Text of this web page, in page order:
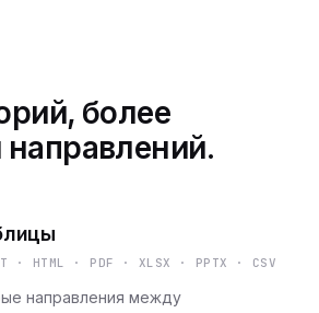
более
направлений.
· HTML · PDF · XLSX · PPTX · CSV
направления между